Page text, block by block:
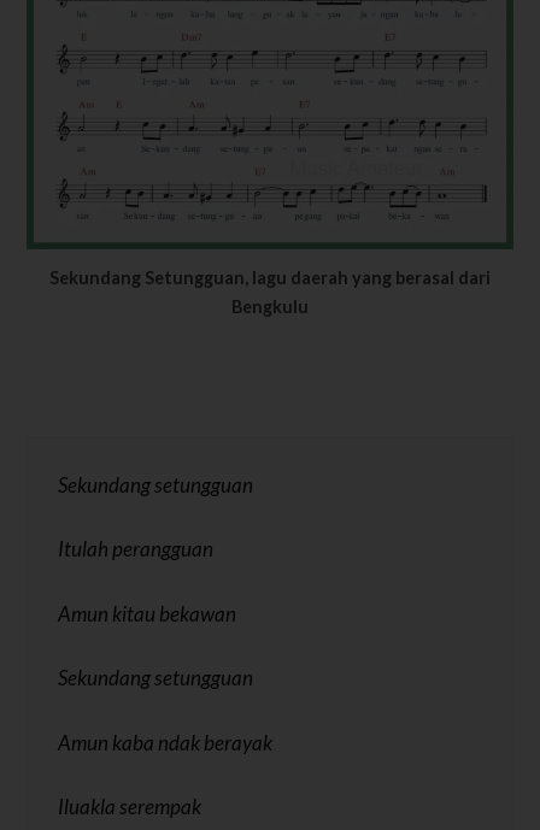
Sekundang Setungguan, lagu daerah yang berasal dari
Bengkulu
Sekundang setungguan
Itulah perangguan
Amun kitau bekawan
Sekundang setungguan
Amun kaba ndak berayak
Iluakla serempak